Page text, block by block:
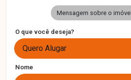
Mensagem sobre o imóvel
O que você deseja?
Quero Alugar
Nome